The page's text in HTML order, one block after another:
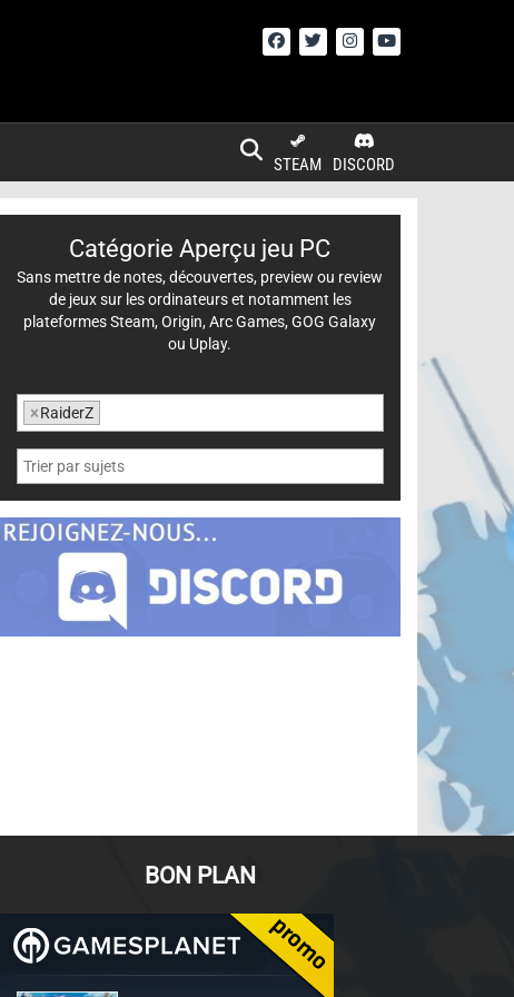
DISCORD
STEAM
Catégorie Aperçu jeu PC
Sans mettre de notes, découvertes, preview ou review
de jeux sur les ordinateurs et notamment les
plateformes Steam, Origin, Arc Games, GOG Galaxy
ou Uplay.
×RaiderZ
BON PLAN